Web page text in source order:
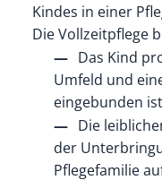
Kindes in einer
Die Vollzeitpflege
Das Kind
Umfeld und
eingebunden
Die
der
Pflegefamilie